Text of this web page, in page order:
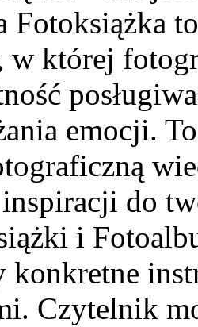
Fotoksiążka
w której
emocji.
do
i
konkretne
Czytelnik